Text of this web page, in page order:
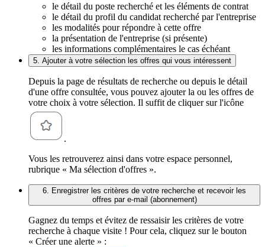
le détail du poste recherché et les éléments de contrat
le détail du profil du candidat recherché par l'entreprise
les modalités pour répondre à cette offre
la présentation de l'entreprise (si présente)
les informations complémentaires le cas échéant
5. Ajouter à votre sélection les offres qui vous intéressent
Depuis la page de résultats de recherche ou depuis le détail
d'une offre consultée, vous pouvez ajouter la ou les offres de
votre choix à votre sélection. Il suffit de cliquer sur l'icône
.
Vous les retrouverez ainsi dans votre espace personnel,
rubrique « Ma sélection d'offres ».
6. Enregistrer les critères de votre recherche et recevoir les
offres par e-mail (abonnement)
Gagnez du temps et évitez de ressaisir les critères de votre
recherche à chaque visite ! Pour cela, cliquez sur le bouton
« Créer une alerte » :